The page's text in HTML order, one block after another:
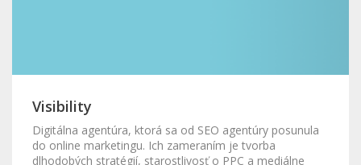
Visibility
Digitálna agentúra, ktorá sa od SEO agentúry posunula
do online marketingu. Ich zameraním je tvorba
dlhodobých stratégií, starostlivosť o PPC a mediálne